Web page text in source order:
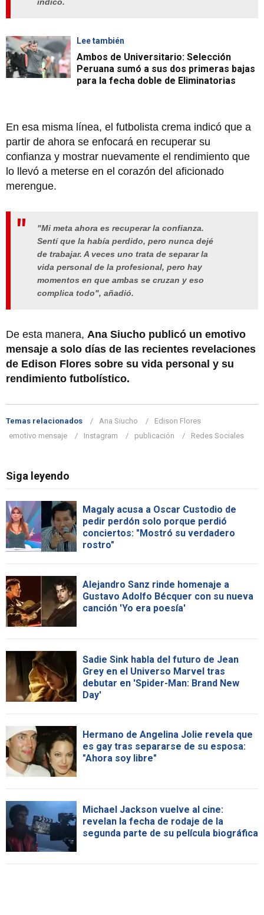
indicó.
Lee también
Ambos de Universitario: Selección
Peruana sumó a sus dos primeras bajas
para la fecha doble de Eliminatorias
En esa misma línea, el futbolista crema indicó que a
partir de ahora se enfocará en recuperar su
confianza y mostrar nuevamente el rendimiento que
lo llevó a meterse en el corazón del aficionado
merengue.
"Mi meta ahora es recuperar la confianza.
Sentí que la había perdido, pero nunca dejé
de trabajar. A veces uno trata de separar la
vida personal de la profesional, pero hay
momentos en que ambas se cruzan y eso
complica todo", añadió.
De esta manera, Ana Siucho publicó un emotivo
mensaje a solo días de las recientes revelaciones
de Edison Flores sobre su vida personal y su
rendimiento futbolístico.
Temas relacionados Ana Siucho
Edison Flores
emotivo mensaje
Instagram publicación Redes Sociales
Siga leyendo
Magaly acusa a Oscar Custodio de
pedir perdón solo porque perdió
conciertos: "Mostró su verdadero
rostro"
Alejandro Sanz rinde homenaje a
Gustavo Adolfo Bécquer con su nueva
canción 'Yo era poesía'
Sadie Sink habla del futuro de Jean
Grey en el Universo Marvel tras
debutar en 'Spider-Man: Brand New
Day'
Hermano de Angelina Jolie revela que
es gay tras separarse de su esposa:
"Ahora soy libre"
Michael Jackson vuelve al cine:
revelan la fecha de rodaje de la
segunda parte de su película biográfica